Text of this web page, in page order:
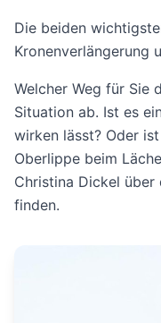
Die beiden
Kronenverlängerung
Welcher Weg für Sie
Situation ab. Ist es
wirken lässt? Oder
Oberlippe beim
Christina Dickel über
finden.